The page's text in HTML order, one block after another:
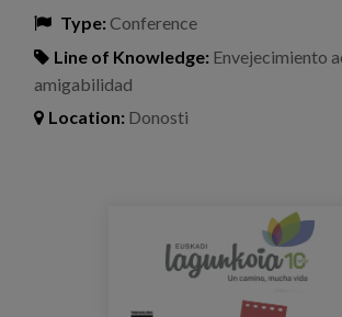
Technical consulting and advice
Events
Type:Conference
Line of Knowledge: Envejecimiento
amigabilidad
Location: Donosti